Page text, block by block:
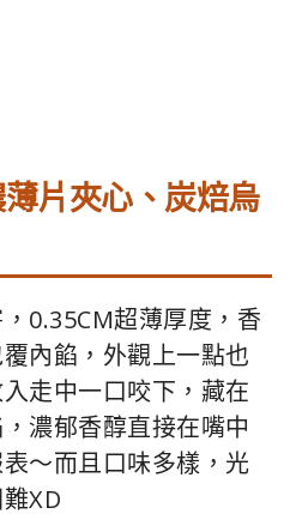
片夾心、炭焙烏
0.35CM超薄厚度，香
內餡，外觀上一點也
走中一口咬下，藏在
濃郁香醇直接在嘴中
～而且口味多樣，光
XD